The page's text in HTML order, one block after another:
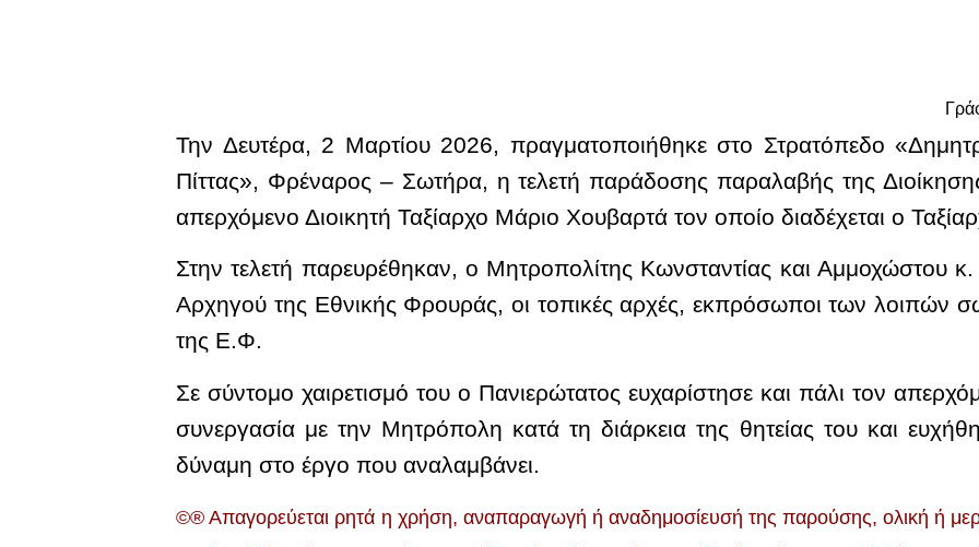
Την Δευτέρα, 2 Μαρτίου 2026, πραγματοποιήθηκε στο Στρατόπεδο
Πίττας», Φρέναρος – Σωτήρα, η τελετή παράδοσης παραλαβής της
απερχόμενο Διοικητή Ταξίαρχο Μάριο Χουβαρτά τον οποίο διαδέχεται ο
Στην τελετή παρευρέθηκαν, ο Μητροπολίτης Κωνσταντίας και Αμμοχώστου
Αρχηγού της Εθνικής Φρουράς, οι τοπικές αρχές, εκπρόσωποι των λοιπών
της Ε.Φ.
Σε σύντομο χαιρετισμό του ο Πανιερώτατος ευχαρίστησε και πάλι τον
συνεργασία με την Μητρόπολη κατά τη διάρκεια της θητείας του και
δύναμη στο έργο που αναλαμβάνει.
©® Απαγορεύεται ρητά η χρήση, αναπαραγωγή ή αναδημοσίευσή της παρούσης, ολική ή